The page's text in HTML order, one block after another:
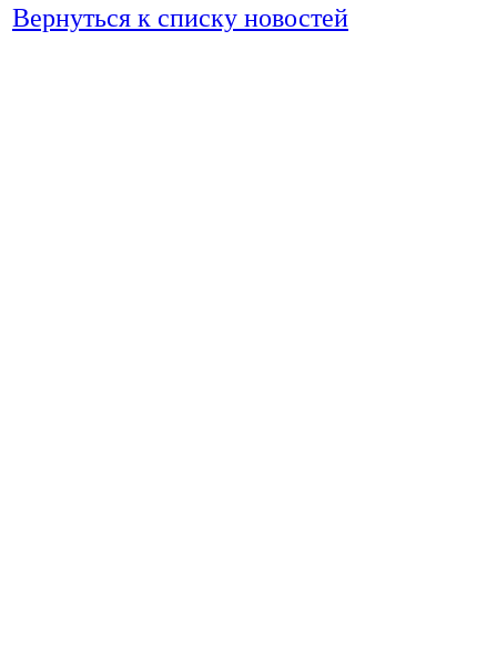
Вернуться к списку новостей